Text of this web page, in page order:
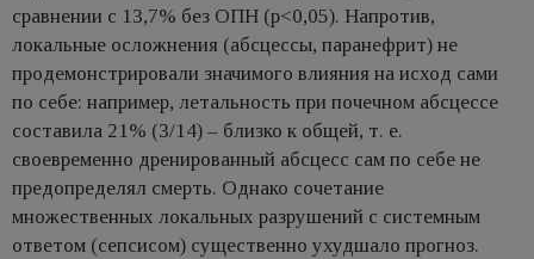
сравнении с 13,7% без ОПН (p<0,05). Напротив,
локальные осложнения (абсцессы, паранефрит) не
продемонстрировали значимого влияния на исход сами
по себе: например, летальность при почечном абсцессе
составила 21% (3/14) – близко к общей, т. е.
своевременно дренированный абсцесc сам по себе не
предопределял смерть. Однако сочетание
множественных локальных разрушений с системным
ответом (сепсисом) существенно ухудшало прогноз.